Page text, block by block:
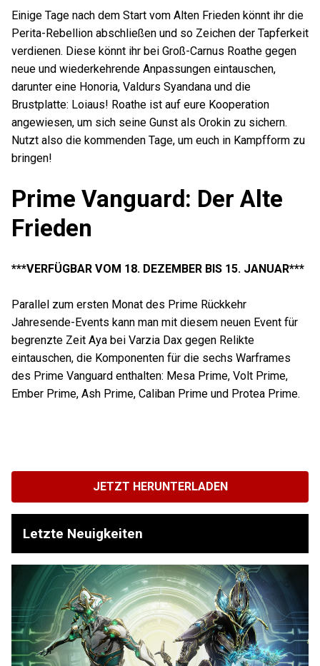
Einige Tage nach dem Start vom Alten Frieden könnt ihr die
Perita-Rebellion abschließen und so Zeichen der Tapferkeit
verdienen. Diese könnt ihr bei Groß-Carnus Roathe gegen
neue und wiederkehrende Anpassungen eintauschen,
darunter eine Honoria, Valdurs Syandana und die
Brustplatte: Loiaus! Roathe ist auf eure Kooperation
angewiesen, um sich seine Gunst als Orokin zu sichern.
Nutzt also die kommenden Tage, um euch in Kampfform zu
bringen!
Prime Vanguard: Der Alte
Frieden
***VERFÜGBAR VOM 18. DEZEMBER BIS 15. JANUAR***
Parallel zum ersten Monat des Prime Rückkehr
Jahresende-Events kann man mit diesem neuen Event für
begrenzte Zeit Aya bei Varzia Dax gegen Relikte
eintauschen, die Komponenten für die sechs Warframes
des Prime Vanguard enthalten: Mesa Prime, Volt Prime,
Ember Prime, Ash Prime, Caliban Prime und Protea Prime.
JETZT HERUNTERLADEN
Letzte Neuigkeiten